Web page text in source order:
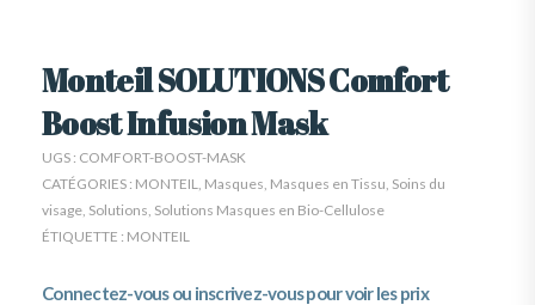
Monteil SOLUTIONS Comfort
Boost Infusion Mask
UGS : COMFORT-BOOST-MASK
CATÉGORIES : MONTEIL Masques Masques en Tissu Soins du
visage Solutions Solutions Masques en Bio-Cellulose
ÉTIQUETTE : MONTEIL
Connectez-vous ou inscrivez-vous pour voir les prix